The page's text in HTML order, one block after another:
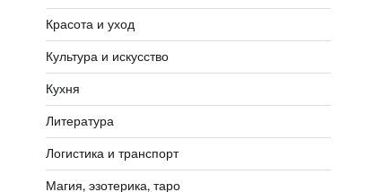
Красота и уход
Культура и искусство
Кухня
Литература
Логистика и транспорт
Магия, эзотерика, таро